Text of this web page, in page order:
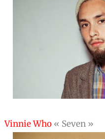
Vinnie Who « Seven »